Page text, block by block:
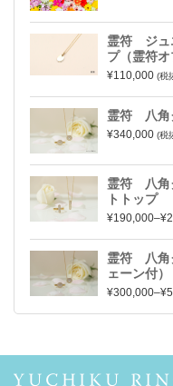
霊符 ジュ
プ（霊符オ
¥110,000 (税
霊符 八角
¥340,000 (税
霊符 八角
トトップ
霊符 八角
ェーン付）